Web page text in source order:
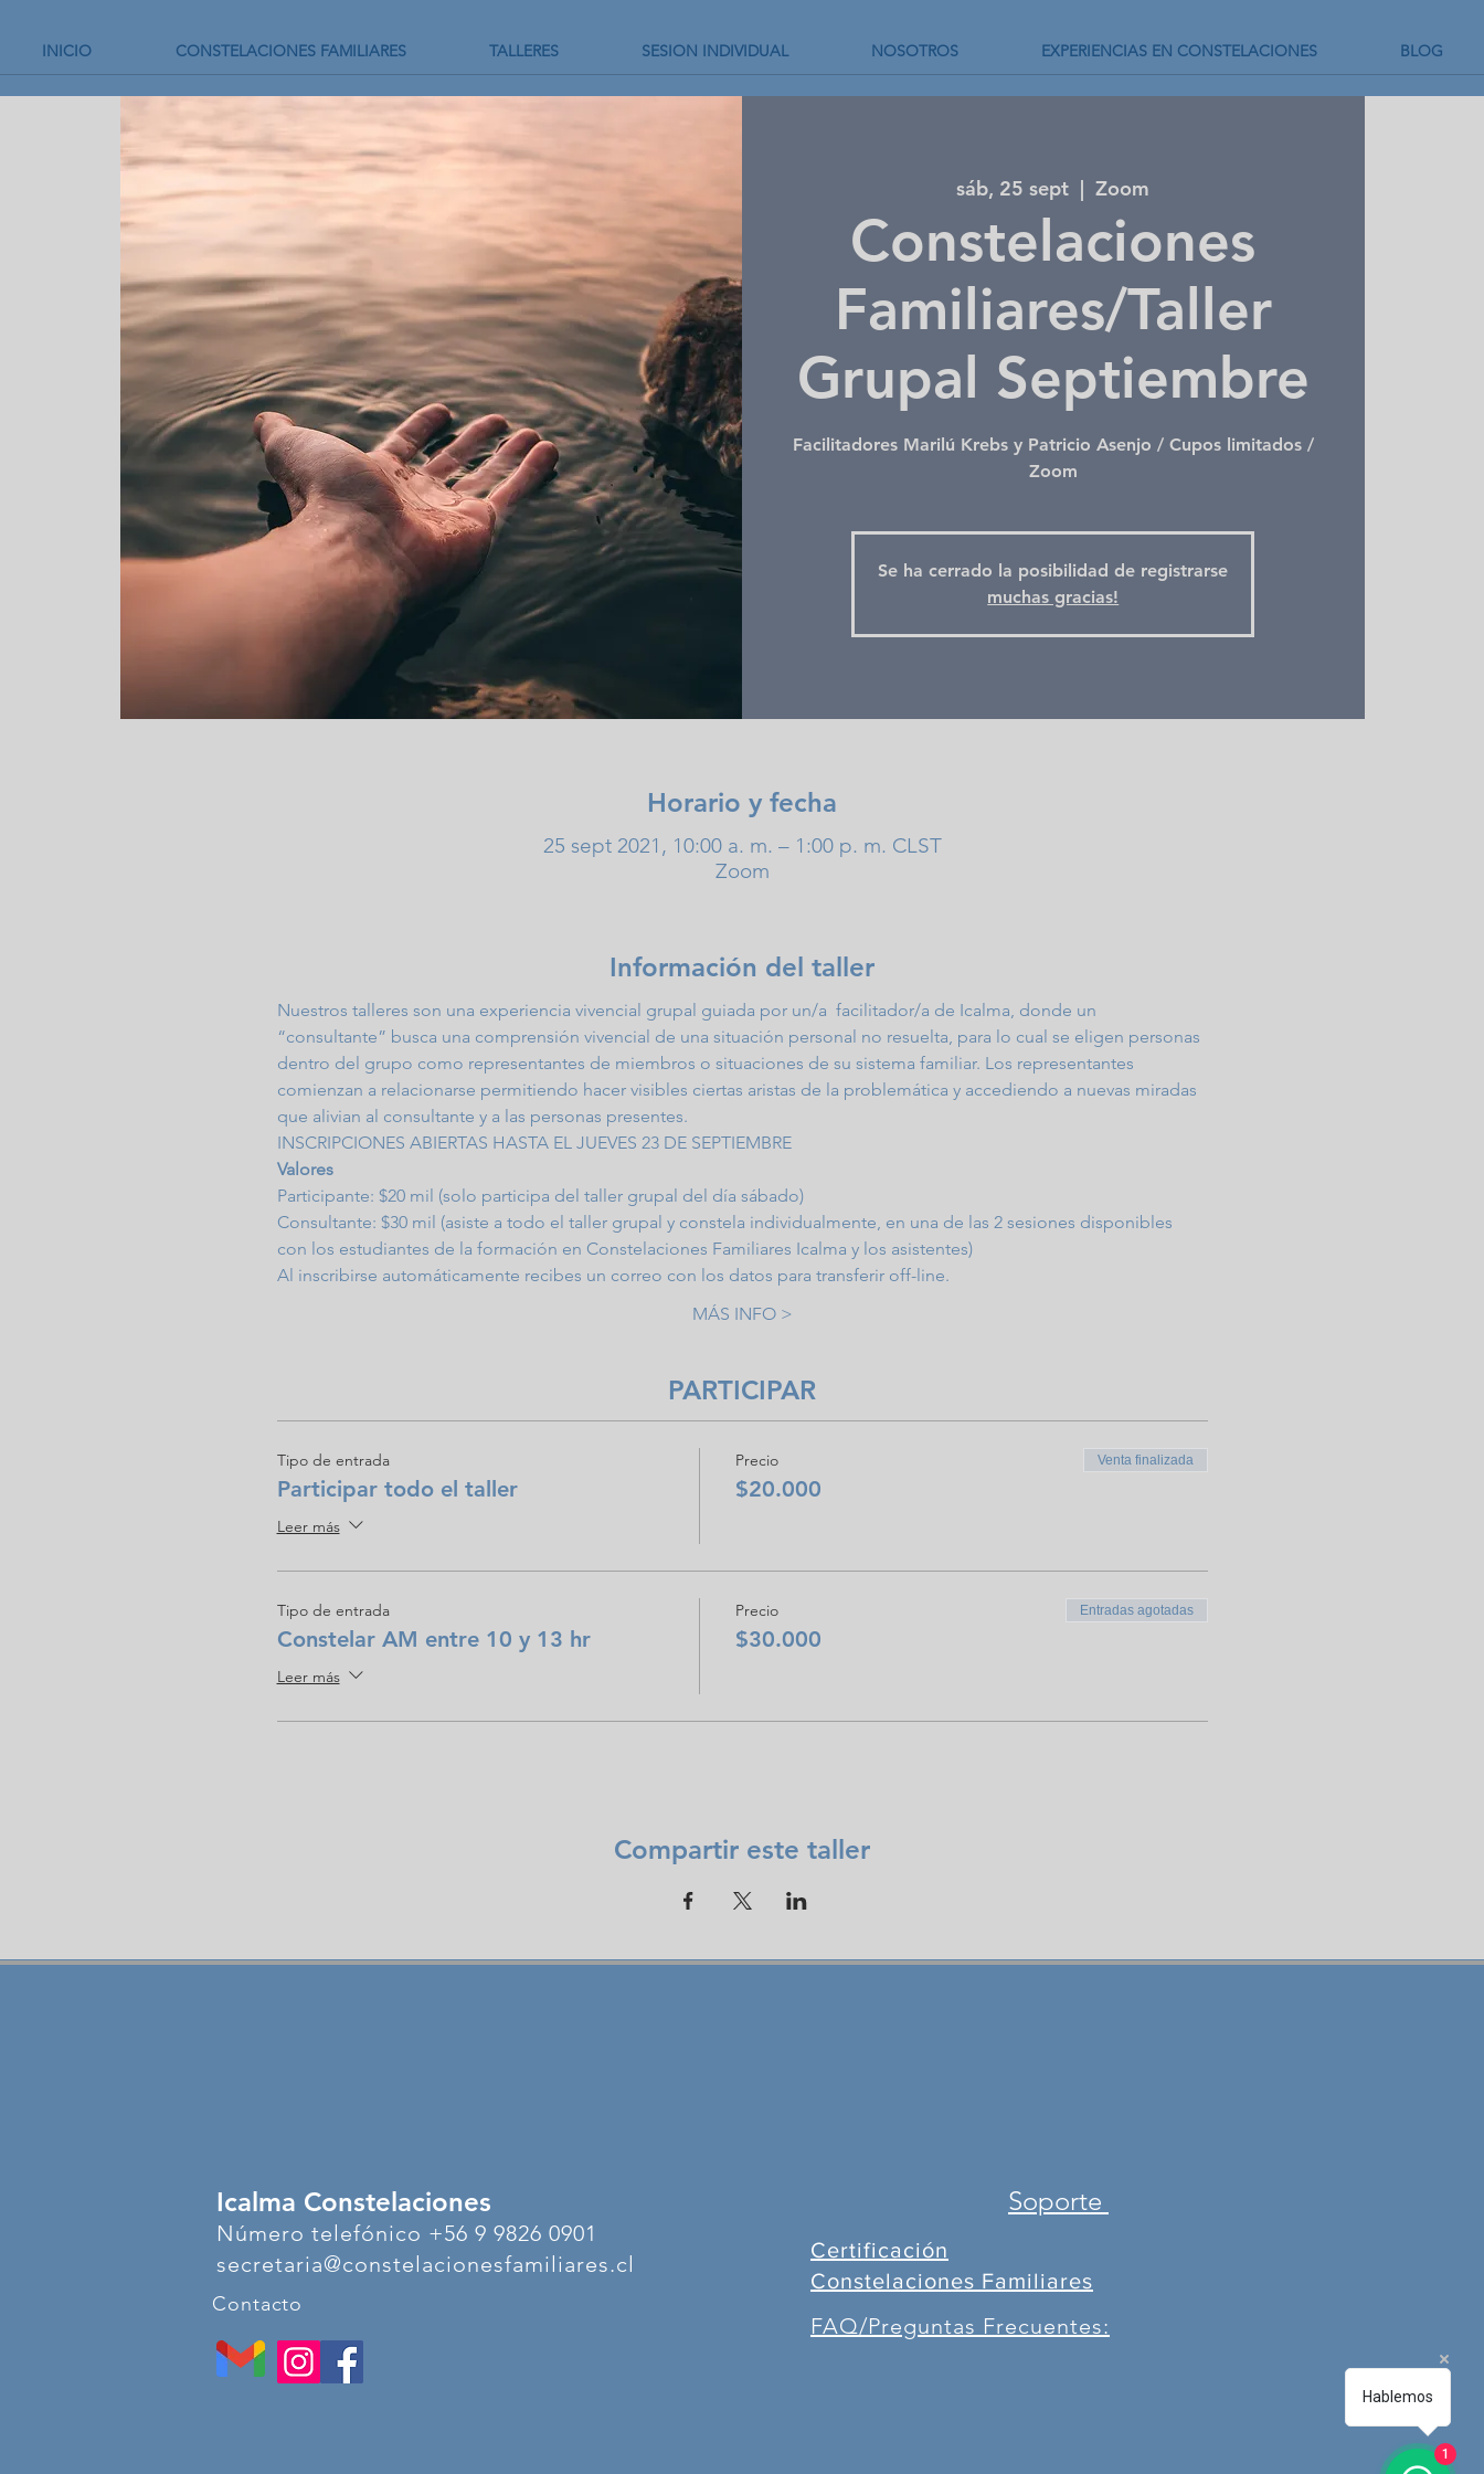
INICIO CONSTELACIONES FAMILIARES TALLERES SESION INDIVIDUAL NOSOTROS EXPERIENCIAS EN CONSTELACIONES BLOG
sáb, 25 sept
  |
Zoom
Constelaciones
Familiares/Taller
Grupal Septiembre
Facilitadores Marilú Krebs y Patricio Asenjo / Cupos limitados /
Zoom
Se ha cerrado la posibilidad de registrarse
muchas gracias!
Horario y fecha
25 sept 2021, 10:00 a. m. – 1:00 p. m. CLST
Zoom
Información del taller
Nuestros talleres son una experiencia vivencial grupal guiada por un/a  facilitador/a de Icalma, donde un
“consultante” busca una comprensión vivencial de una situación personal no resuelta, para lo cual se eligen personas
dentro del grupo como representantes de miembros o situaciones de su sistema familiar. Los representantes
comienzan a relacionarse permitiendo hacer visibles ciertas aristas de la problemática y accediendo a nuevas miradas
que alivian al consultante y a las personas presentes.
INSCRIPCIONES ABIERTAS HASTA EL JUEVES 23 DE SEPTIEMBRE
Valores
Participante: $20 mil (solo participa del taller grupal del día sábado)
Consultante: $30 mil (asiste a todo el taller grupal y constela individualmente, en una de las 2 sesiones disponibles
con los estudiantes de la formación en Constelaciones Familiares Icalma y los asistentes)
Al inscribirse automáticamente recibes un correo con los datos para transferir off-line.
MÁS INFO >
PARTICIPAR
Tipo de entrada
Participar todo el taller
Leer más
Precio
$20.000
Venta finalizada
Tipo de entrada
Constelar AM entre 10 y 13 hr
Leer más
Precio
$30.000
Entradas agotadas
Compartir este taller
Icalma Constelaciones
Número telefónico +56 9 9826 0901
secretaria@constelacionesfamiliares.cl
Contacto
Soporte
Certificación
Constelaciones Familiares
FAQ/Preguntas Frecuentes:
Hablemos
1